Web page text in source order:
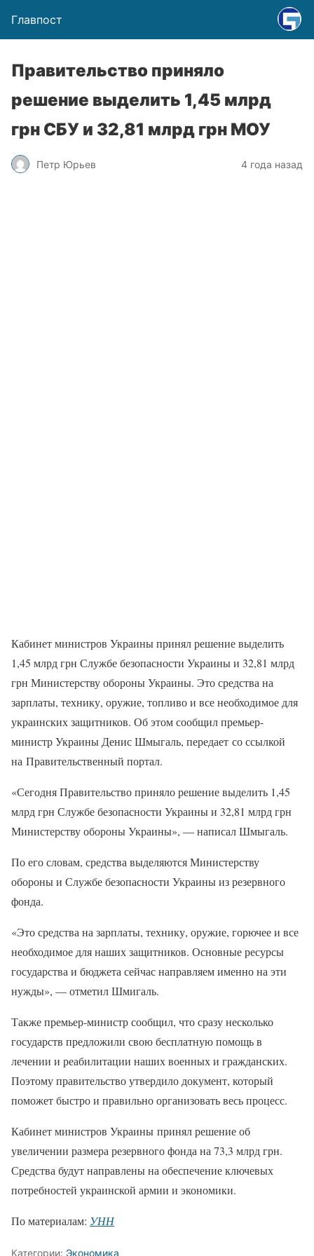
Главпост
Правительство приняло
решение выделить 1,45 млрд
грн СБУ и 32,81 млрд грн МОУ
Петр Юрьев 4 года назад
Кабинет министров Украины принял решение выделить
1,45 млрд грн Службе безопасности Украины и 32,81 млрд
грн Министерству обороны Украины. Это средства на
зарплаты, технику, оружие, топливо и все необходимое для
украинских защитников. Об этом сообщил премьер-
министр Украины Денис Шмыгаль, передает со ссылкой
на Правительственный портал.
«Сегодня Правительство приняло решение выделить 1,45
млрд грн Службе безопасности Украины и 32,81 млрд грн
Министерству обороны Украины», — написал Шмыгаль.
По его словам, средства выделяются Министерству
обороны и Службе безопасности Украины из резервного
фонда.
«Это средства на зарплаты, технику, оружие, горючее и все
необходимое для наших защитников. Основные ресурсы
государства и бюджета сейчас направляем именно на эти
нужды», — отметил Шмигаль.
Также премьер-министр сообщил, что сразу несколько
государств предложили свою бесплатную помощь в
лечении и реабилитации наших военных и гражданских.
Поэтому правительство утвердило документ, который
поможет быстро и правильно организовать весь процесс.
Кабинет министров Украины принял решение об
увеличении размера резервного фонда на 73,3 млрд грн.
Средства будут направлены на обеспечение ключевых
потребностей украинской армии и экономики.
По материалам: УНН
Категории: Экономика